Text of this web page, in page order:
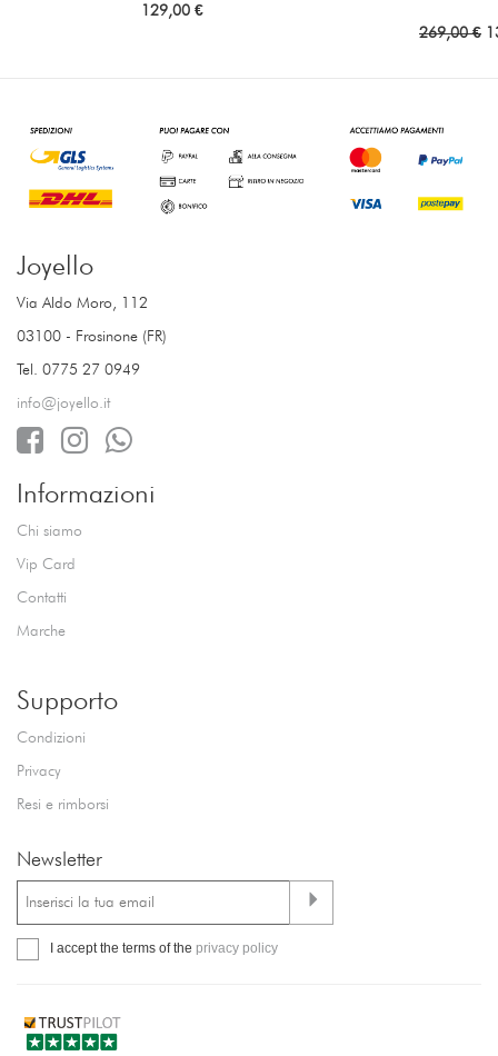
129,00 €
269,00 €
Joyello
Via Aldo Moro, 112
03100 - Frosinone (FR)
Tel. 0775 27 0949
info@joyello.it
Informazioni
Chi siamo
Vip Card
Contatti
Marche
Supporto
Condizioni
Privacy
Resi e rimborsi
Newsletter
I accept the terms of the privacy policy